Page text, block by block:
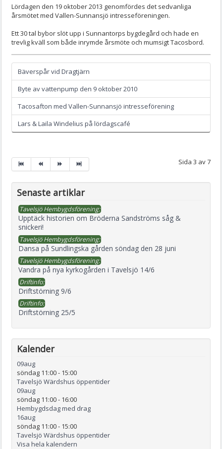
Lördagen den 19 oktober 2013 genomfördes det sedvanliga
årsmötet med Vallen-Sunnansjö intresseföreningen.
Ett 30 tal bybor slöt upp i Sunnantorps bygdegård och hade en
trevlig kväll som både inrymde årsmöte och mumsigt Tacosbord.
Bäverspår vid Dragtjärn
Byte av vattenpump den 9 oktober 2010
Tacosafton med Vallen-Sunnansjö intresseförening
Lars & Laila Windelius på lördagscafé
Sida 3 av 7
Senaste artiklar
Tavelsjö Hembygdsförening:
Upptäck historien om Bröderna Sandströms såg &
snickeri!
Tavelsjö Hembygdsförening:
Dansa på Sundlingska gården söndag den 28 juni
Tavelsjö Hembygdsförening:
Vandra på nya kyrkogården i Tavelsjö 14/6
Driftinfo:
Driftstörning 9/6
Driftinfo:
Driftstörning 25/5
Kalender
09aug
söndag 11:00- 15:00
Tavelsjö Wärdshus öppentider
09aug
söndag 11:00- 16:00
Hembygdsdag med drag
16aug
söndag 11:00- 15:00
Tavelsjö Wärdshus öppentider
Visa hela kalendern